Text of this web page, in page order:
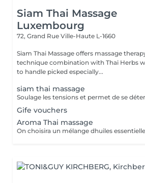
Siam Thai Massage
Luxembourg
72, Grand Rue Ville-Haute L-1660
Siam Thai Massage offers massage
technique combination with Thai Herbs
to handle picked especially...
siam thai massage
Gife vouchers
Aroma Thai massage